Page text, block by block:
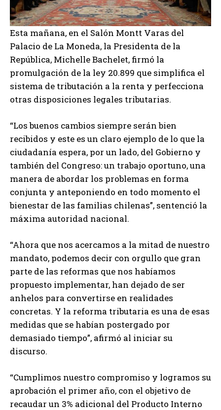
Esta mañana, en el Salón Montt Varas del
Palacio de La Moneda, la Presidenta de la
República, Michelle Bachelet, firmó la
promulgación de la ley 20.899 que simplifica el
sistema de tributación a la renta y perfecciona
otras disposiciones legales tributarias.
“Los buenos cambios siempre serán bien
recibidos y este es un claro ejemplo de lo que la
ciudadanía espera, por un lado, del Gobierno y
también del Congreso: un trabajo oportuno, una
manera de abordar los problemas en forma
conjunta y anteponiendo en todo momento el
bienestar de las familias chilenas”, sentenció la
máxima autoridad nacional.
“Ahora que nos acercamos a la mitad de nuestro
mandato, podemos decir con orgullo que gran
parte de las reformas que nos habíamos
propuesto implementar, han dejado de ser
anhelos para convertirse en realidades
concretas. Y la reforma tributaria es una de esas
medidas que se habían postergado por
demasiado tiempo”, afirmó al iniciar su
discurso.
“Cumplimos nuestro compromiso y logramos su
aprobación el primer año, con el objetivo de
recaudar un 3% adicional del Producto Interno